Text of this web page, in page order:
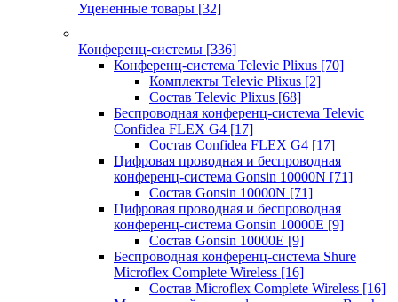
Уцененные товары [32]
Конференц-системы [336]
Конференц-система Televic Plixus [70]
Комплекты Televic Plixus [2]
Состав Televic Plixus [68]
Беспроводная конференц-система Televic
Confidea FLEX G4 [17]
Состав Confidea FLEX G4 [17]
Цифровая проводная и беспроводная
конференц-система Gonsin 10000N [71]
Состав Gonsin 10000N [71]
Цифровая проводная и беспроводная
конференц-система Gonsin 10000E [9]
Состав Gonsin 10000E [9]
Беспроводная конференц-система Shure
Microflex Complete Wireless [16]
Состав Microflex Complete Wireless [16]